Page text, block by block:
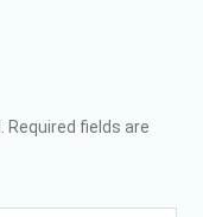
Required fields are